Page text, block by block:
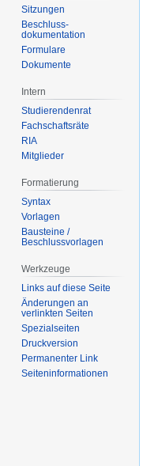
Sitzungen
Beschluss-
dokumentation
Formulare
Dokumente
Intern
Studierendenrat
Fachschaftsräte
RIA
Mitglieder
Formatierung
Syntax
Vorlagen
Bausteine /
Beschlussvorlagen
Werkzeuge
Links auf diese Seite
Änderungen an
verlinkten Seiten
Spezialseiten
Druckversion
Permanenter Link
Seiten­­informationen